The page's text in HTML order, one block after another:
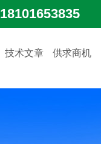
18101653835
技术文章 供求商机